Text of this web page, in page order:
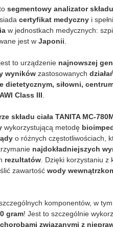
segmentowy analizator
certyfikat medyczny i
w jednostkach medycznych:
jest w Japonii
jest to urządzenie najnowszej
wyników zastosowanych
dietetycznym, siłowni,
Class III
składu ciała TANITA MC-
wykorzystującą metodę
o różnych częstotliwościach,
najdokładniejszych
rezultatów . Dzięki korzystaniu z
zawartość wody
komponentów, w
gram! Jest to szczególnie
związanymi z